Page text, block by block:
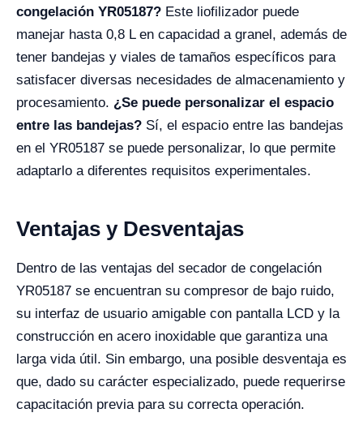
congelación YR05187? Este liofilizador puede
manejar hasta 0,8 L en capacidad a granel, además de
tener bandejas y viales de tamaños específicos para
satisfacer diversas necesidades de almacenamiento y
procesamiento. ¿Se puede personalizar el espacio
entre las bandejas? Sí, el espacio entre las bandejas
en el YR05187 se puede personalizar, lo que permite
adaptarlo a diferentes requisitos experimentales.
Ventajas y Desventajas
Dentro de las ventajas del secador de congelación
YR05187 se encuentran su compresor de bajo ruido,
su interfaz de usuario amigable con pantalla LCD y la
construcción en acero inoxidable que garantiza una
larga vida útil. Sin embargo, una posible desventaja es
que, dado su carácter especializado, puede requerirse
capacitación previa para su correcta operación.